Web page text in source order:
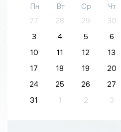
Пн Вт Ср Чт
27
28 29 30
3
4 5 6
10
11 12 13
17
18 19 20
24
25 26 27
31
1 2 3